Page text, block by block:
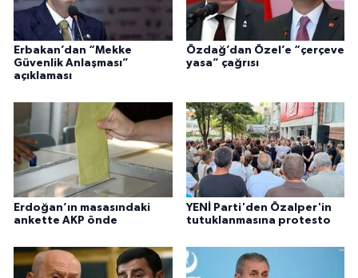
Erbakan’dan “Mekke
Güvenlik Anlaşması”
açıklaması
Özdağ’dan Özel’e “çerçeve
yasa” çağrısı
Erdoğan’ın masasındaki
ankette AKP önde
YENİ Parti'den Özalper'in
tutuklanmasına protesto